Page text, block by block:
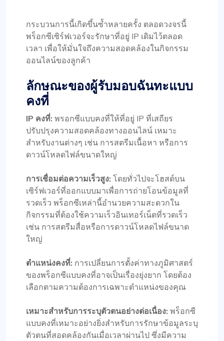
กระบวนการนี้เกิดขึ้นซ้ำหลายครั้ง ตลอดวงจรนี้
พร็อกซีเซิร์ฟเวอร์จะรักษาที่อยู่ IP เดิมไว้ตลอด
เวลา เพื่อให้มั่นใจถึงความสอดคล้องในกิจกรรม
ออนไลน์ของลูกค้า
ลักษณะของผู้รับมอบฉันทะแบบ
คงที่
IP คงที่: พรอกซีแบบคงที่ให้ที่อยู่ IP ที่เสถียร
ปรับปรุงความสอดคล้องทางออนไลน์ เหมาะ
สำหรับงานต่างๆ เช่น การสตรีมเนื้อหา หรือการ
ดาวน์โหลดไฟล์ขนาดใหญ่
การเชื่อมต่อความเร็วสูง: โดยทั่วไปจะโฮสต์บน
เซิร์ฟเวอร์ที่ออกแบบมาเพื่อการถ่ายโอนข้อมูลที่
รวดเร็ว พร็อกซีเหล่านี้อำนวยความสะดวกใน
กิจกรรมที่ต้องใช้ความเร็วอินเทอร์เน็ตที่รวดเร็ว
เช่น การสตรีมสื่อหรือการดาวน์โหลดไฟล์ขนาด
ใหญ่
ตำแหน่งคงที่: การเปลี่ยนการตั้งค่าทางภูมิศาสตร์
ของพร็อกซีแบบคงที่อาจเป็นเรื่องยุ่งยาก โดยต้อง
เลือกตามความต้องการเฉพาะตำแหน่งของคุณ
เหมาะสำหรับการระบุตัวตนอย่างต่อเนื่อง: พร็อกซี
แบบคงที่เหมาะอย่างยิ่งสำหรับการรักษาข้อมูลระบุ
ตัวตนที่สอดคล้องกันเมื่อเวลาผ่านไป ซึ่งมีความ